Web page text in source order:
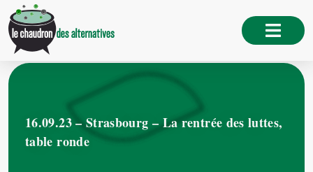
16.09.23 – Strasbourg – La rentrée des luttes,
table ronde